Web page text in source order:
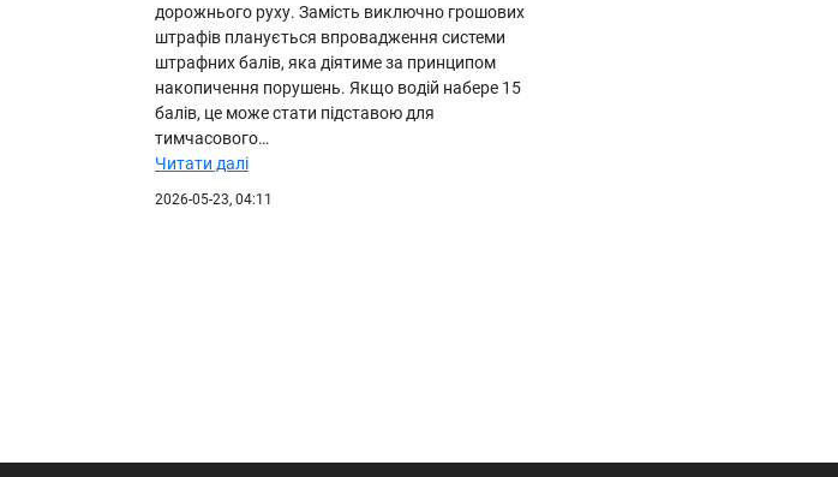
дорожнього руху. Замість виключно грошових
штрафів планується впровадження системи
штрафних балів, яка діятиме за принципом
накопичення порушень. Якщо водій набере 15
балів, це може стати підставою для
тимчасового…
Читати далі
2026-05-23, 04:11